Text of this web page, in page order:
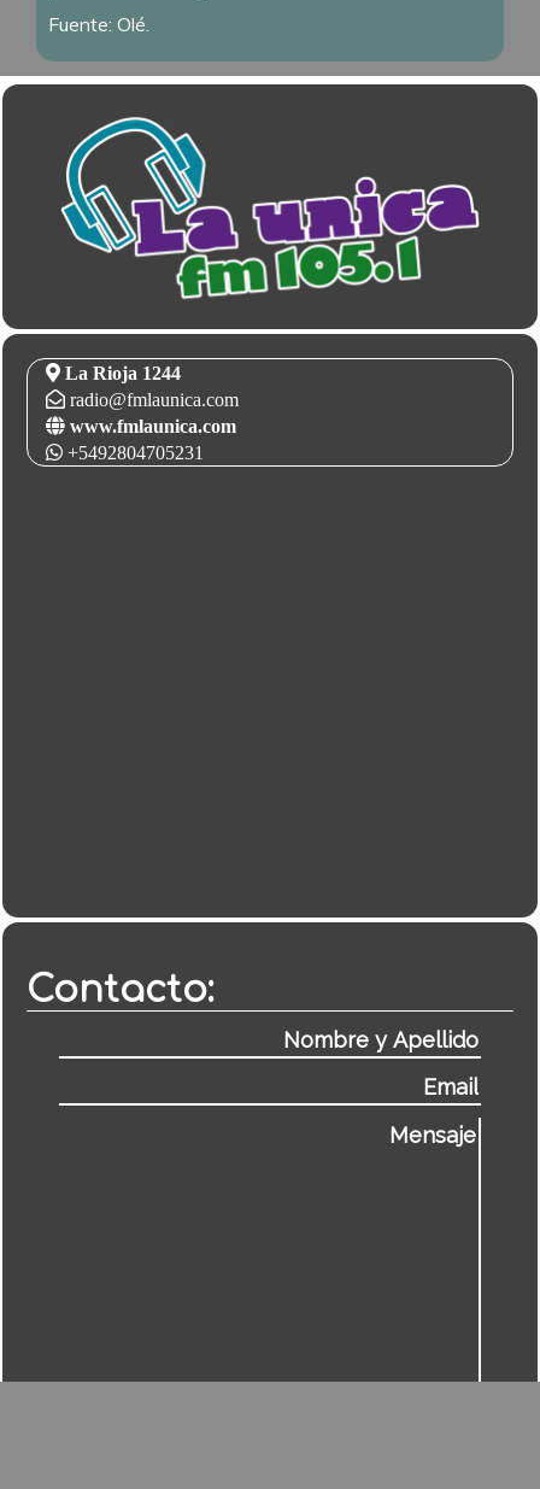
Fuente: Olé.
La Rioja 1244
radio@fmlaunica.com
www.fmlaunica.com
+5492804705231
Contacto: